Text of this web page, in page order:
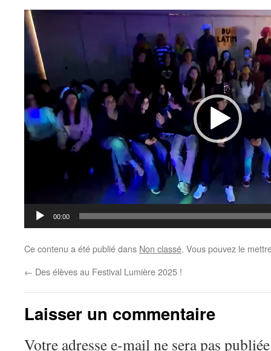
Lecteur
vidéo
00:00
Ce contenu a été publié dans Non classé. Vous pouvez le
← Des élèves au Festival Lumière 2025 !
Laisser un commentaire
Votre adresse e-mail ne sera pas